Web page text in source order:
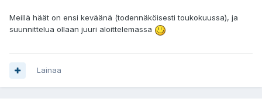
Meillä häät on ensi keväänä (todennäköisesti toukokuussa), ja
suunnittelua ollaan juuri aloittelemassa
Lainaa